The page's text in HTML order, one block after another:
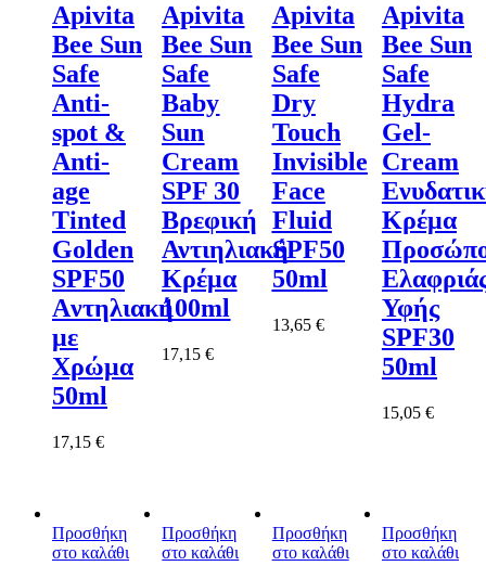
Apivita
Bee Sun
Safe
Anti-
spot &
Anti-
age
Tinted
Golden
SPF50
Aντηλιακή
με
Χρώμα
50ml
17,15 €
Apivita
Bee Sun
Safe
Baby
Sun
Cream
SPF 30
Βρεφική
Αντιηλιακή
Κρέμα
100ml
17,15€
Apivita
Bee Sun
Safe
Dry
Touch
Invisible
Face
Fluid
SPF50
50ml
13,65 €
Apivita
Bee Sun
Safe
Hydra
Gel-
Cream
Κρέμα
Υφής
SPF30
50ml
15,05 €
Προσθήκη
στο καλάθι
Προσθήκη
στο καλάθι
Προσθήκη
στο καλάθι
Προσθήκη
στο καλάθι